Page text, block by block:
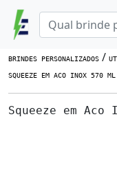
BRINDES PERSONALIZADOS /
SQUEEZE EM ACO INOX 570 ML
Squeeze em